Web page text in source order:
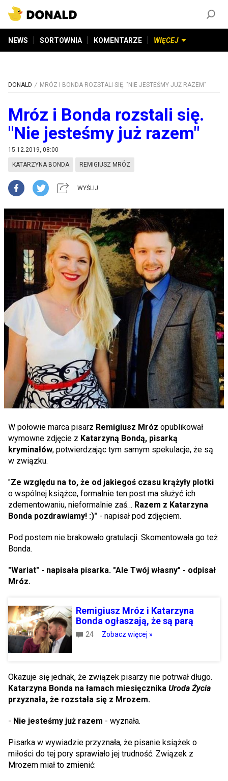
NEWS SORTOWNIA KOMENTARZE WIĘCEJ
DONALD MRÓZ I BONDA ROZSTALI SIĘ. "NIE JESTEŚMY JUŻ RAZEM"
Mróz i Bonda rozstali się.
"Nie jesteśmy już razem"
15.12.2019, 08:00
KATARZYNA BONDA REMIGIUSZ MRÓZ
WYŚLIJ
W połowie marca pisarz Remigiusz Mróz opublikował
wymowne zdjęcie z Katarzyną Bondą, pisarką
kryminałów, potwierdzając tym samym spekulacje, że są
w związku.
"Ze względu na to, że od jakiegoś czasu krążyły plotki
o wspólnej książce, formalnie ten post ma służyć ich
zdementowaniu, nieformalnie zaś… Razem z Katarzyna
Bonda pozdrawiamy! :)" - napisał pod zdjęciem.
Pod postem nie brakowało gratulacji. Skomentowała go też
Bonda.
"Wariat" - napisała pisarka. "Ale Twój własny" - odpisał
Mróz.
Remigiusz Mróz i Katarzyna
Bonda ogłaszają, że są parą
24 Zobacz więcej »
Okazuje się jednak, że związek pisarzy nie potrwał długo.
Katarzyna Bonda na łamach miesięcznika Uroda Życia
przyznała, że rozstała się z Mrozem.
- Nie jesteśmy już razem - wyznała.
Pisarka w wywiadzie przyznała, że pisanie książek o
miłości do tej pory sprawiało jej trudność. Związek z
Mrozem miał to zmienić: